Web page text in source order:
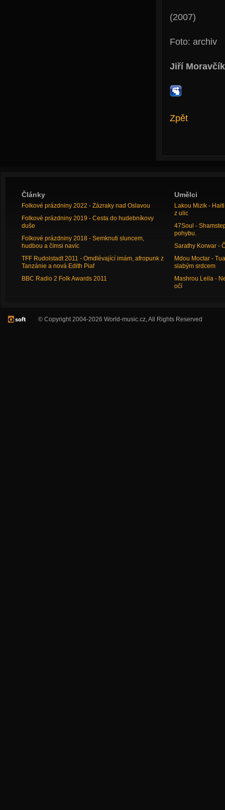
(2007)
Foto: archiv
Jiří Moravčík
Zpět
Články
Folkové prázdniny 2022 - Zázraky nad Oslavou
Folkové prázdniny 2019 - Cesta do hudebníkovy
duše
Folkové prázdniny 2018 - Semknuti sluncem,
hudbou a čímsi navíc
TFF Rudolstadt 2011 - Omdlévající imám, afropunk z
Tanzánie a nová Edith Piaf
BBC Radio 2 Folk Awards 2011
Umělci
Lakou Mizik -
z ulic
47Soul -
pohybu.
Sarathy Korwar -
Mdou Moctar -
slabým srdcem
Mashrou Leila -
očí
© Copyright 2004-2026 World-music.cz, All Rights Reserved